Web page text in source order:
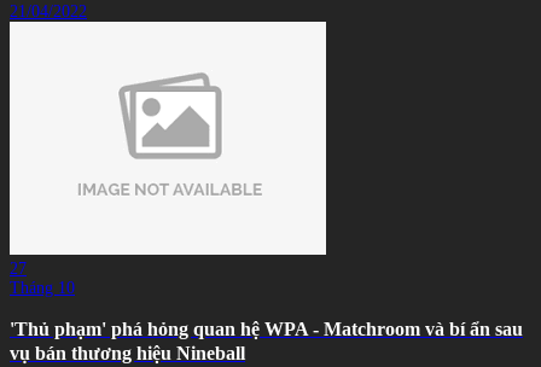
21/04/2022
27
Tháng 10
'Thủ phạm' phá hỏng quan hệ WPA - Matchroom và bí ẩn sau
vụ bán thương hiệu Nineball